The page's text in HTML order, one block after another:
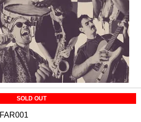
SOLD OUT
FAR001